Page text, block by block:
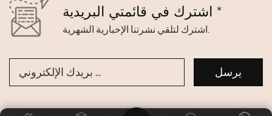
اشترك في قائمتي البريدية *
اشترك لتلقي نشرتنا الإخبارية الشهرية.
© 2026 GUANGZHOU LISSON PLASTIC CO.,LTD جميع الحقوق محفوظة.